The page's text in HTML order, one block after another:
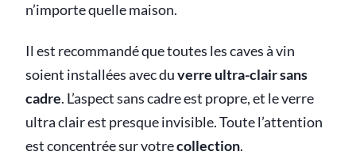
n’importe quelle maison.
Il est recommandé que toutes les caves à vin
soient installées avec duverre ultra-clair sans
cadre. L’aspect sans cadre est propre, et le verre
ultra clair est presque invisible. Toute l’attention
est concentrée sur votrecollection.